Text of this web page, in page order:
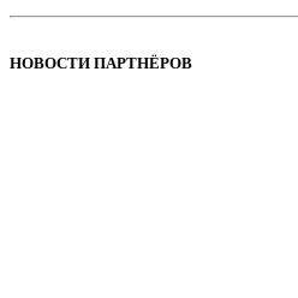
НОВОСТИ ПАРТНЁРОВ